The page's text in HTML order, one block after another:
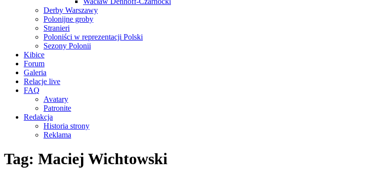
Derby Warszawy
Polonijne groby
Stranieri
Poloniści w reprezentacji Polski
Sezony Polonii
Kibice
Forum
Galeria
Relacje live
FAQ
Avatary
Patronite
Redakcja
Historia strony
Reklama
Tag: Maciej Wichtowski